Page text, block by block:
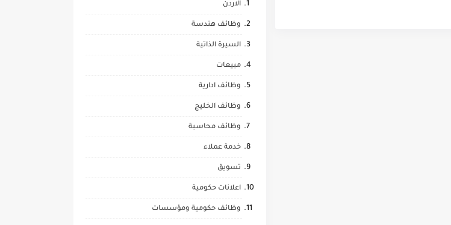
الاردن
وظائف هندسة
السيرة الذاتية
مبيعات
وظائف ادارية
وظائف الخليج
وظائف محاسبة
خدمة عملاء
تسويق
اعلانات حكومية
وظائف حكومية ومؤسسات